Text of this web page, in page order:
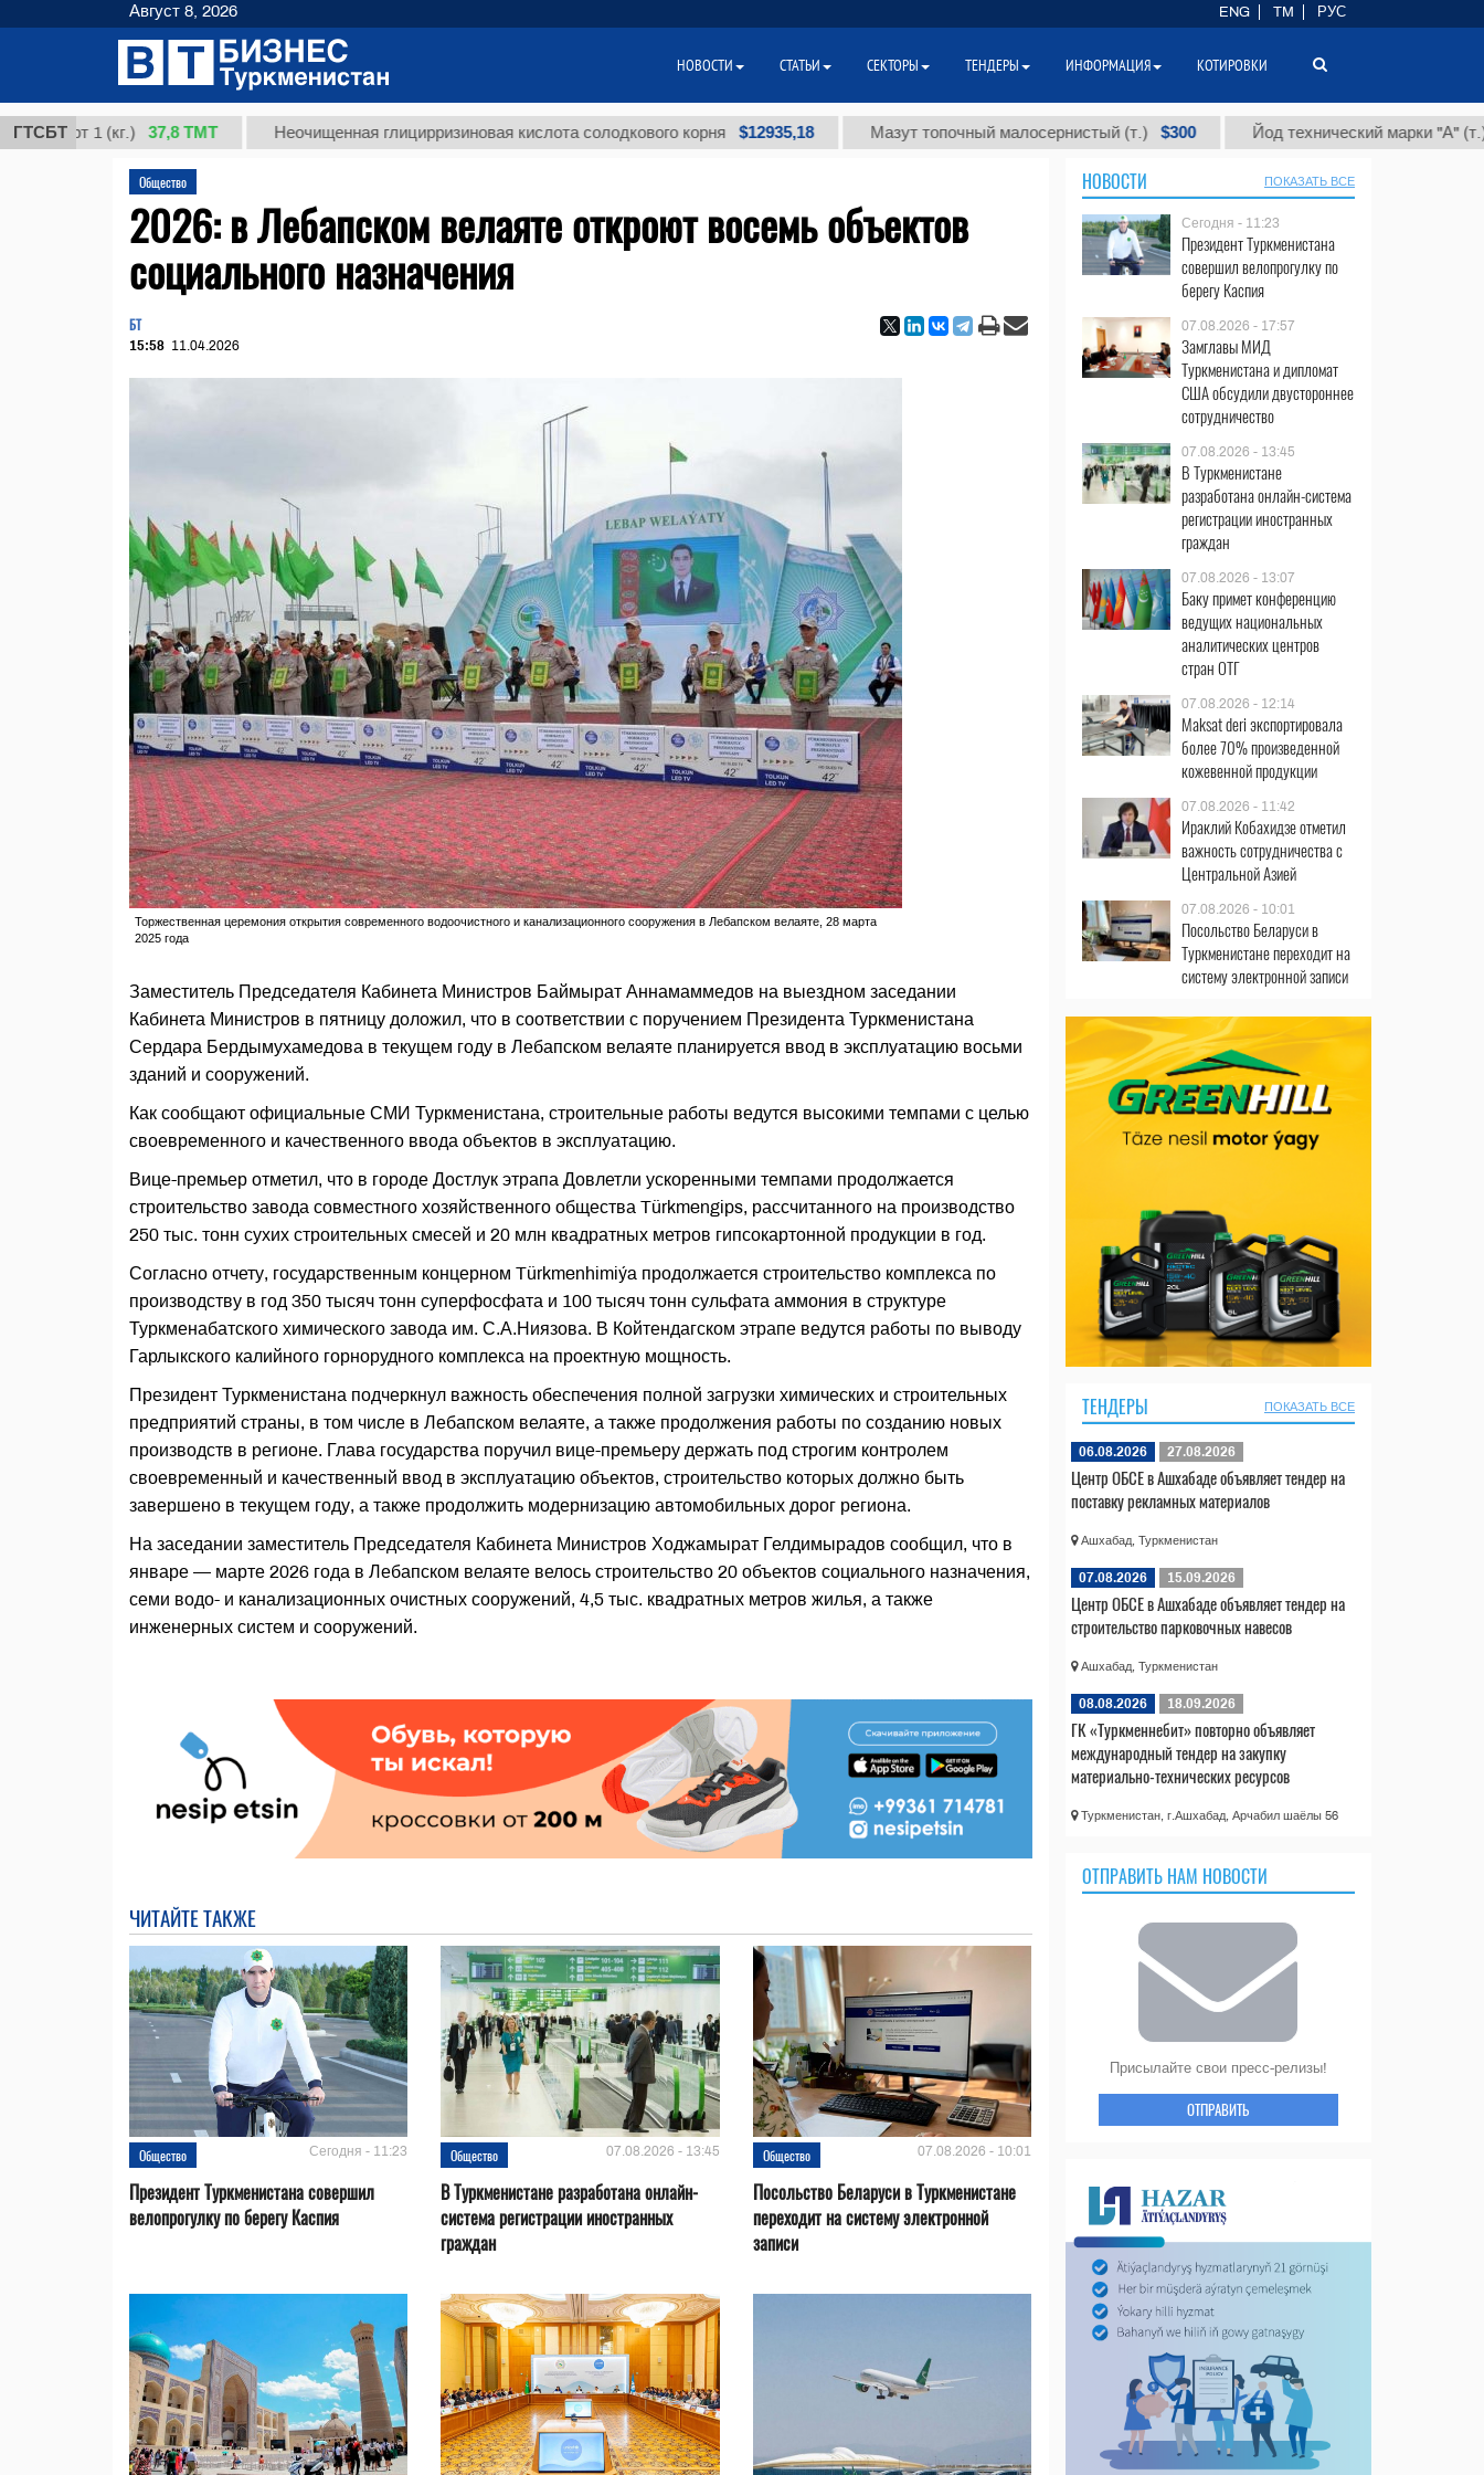
ГТСБТ
1 (кг.) 37,8 ТМТ Неочищенная глицирризиновая кислота солодкового корня $12935,18 Мазут топочный малосернистый (т.) $300 Йод технический марки "А" (т.) $86
Общество
2026: в Лебапском велаяте откроют восемь объектов
социального назначения
БТ
15:58 11.04.2026
Торжественная церемония открытия современного водоочистного и канализационного сооружения в Лебапском велаяте, 28 марта
2025 года
Заместитель Председателя Кабинета Министров Баймырат Аннамаммедов на выездном заседании
Кабинета Министров в пятницу доложил, что в соответствии с поручением Президента Туркменистана
Сердара Бердымухамедова в текущем году в Лебапском велаяте планируется ввод в эксплуатацию восьми
зданий и сооружений.
Как сообщают официальные СМИ Туркменистана, строительные работы ведутся высокими темпами с целью
своевременного и качественного ввода объектов в эксплуатацию.
Вице-премьер отметил, что в городе Достлук этрапа Довлетли ускоренными темпами продолжается
строительство завода совместного хозяйственного общества Türkmengips, рассчитанного на производство
250 тыс. тонн сухих строительных смесей и 20 млн квадратных метров гипсокартонной продукции в год.
Согласно отчету, государственным концерном Türkmenhimiýa продолжается строительство комплекса по
производству в год 350 тысяч тонн суперфосфата и 100 тысяч тонн сульфата аммония в структуре
Туркменабатского химического завода им. С.А.Ниязова. В Койтендагском этрапе ведутся работы по выводу
Гарлыкского калийного горнорудного комплекса на проектную мощность.
Президент Туркменистана подчеркнул важность обеспечения полной загрузки химических и строительных
предприятий страны, в том числе в Лебапском велаяте, а также продолжения работы по созданию новых
производств в регионе. Глава государства поручил вице-премьеру держать под строгим контролем
своевременный и качественный ввод в эксплуатацию объектов, строительство которых должно быть
завершено в текущем году, а также продолжить модернизацию автомобильных дорог региона.
На заседании заместитель Председателя Кабинета Министров Ходжамырат Гелдимырадов сообщил, что в
январе — марте 2026 года в Лебапском велаяте велось строительство 20 объектов социального назначения,
семи водо- и канализационных очистных сооружений, 4,5 тыс. квадратных метров жилья, а также
инженерных систем и сооружений.
ЧИТАЙТЕ ТАКЖЕ
Общество Сегодня - 11:23
Президент Туркменистана совершил
велопрогулку по берегу Каспия
Общество 07.08.2026 - 13:45
В Туркменистане разработана онлайн-
система регистрации иностранных
граждан
Общество 07.08.2026 - 10:01
Посольство Беларуси в Туркменистане
переходит на систему электронной
записи
НОВОСТИ ПОКАЗАТЬ ВСЕ
Сегодня - 11:23
Президент Туркменистана
совершил велопрогулку по
берегу Каспия
07.08.2026 - 17:57
Замглавы МИД
Туркменистана и дипломат
США обсудили двустороннее
сотрудничество
07.08.2026 - 13:45
В Туркменистане
разработана онлайн-система
регистрации иностранных
граждан
07.08.2026 - 13:07
Баку примет конференцию
ведущих национальных
аналитических центров
стран ОТГ
07.08.2026 - 12:14
Maksat deri экспортировала
более 70% произведенной
кожевенной продукции
07.08.2026 - 11:42
Ираклий Кобахидзе отметил
важность сотрудничества с
Центральной Азией
07.08.2026 - 10:01
Посольство Беларуси в
Туркменистане переходит на
систему электронной записи
ТЕНДЕРЫ ПОКАЗАТЬ ВСЕ
06.08.2026 27.08.2026
Центр ОБСЕ в Ашхабаде объявляет тендер на
поставку рекламных материалов
Ашхабад, Туркменистан
07.08.2026 15.09.2026
Центр ОБСЕ в Ашхабаде объявляет тендер на
строительство парковочных навесов
Ашхабад, Туркменистан
08.08.2026 18.09.2026
ГК «Туркменнебит» повторно объявляет
международный тендер на закупку
материально-технических ресурсов
Туркменистан, г.Ашхабад, Арчабил шаёлы 56
ОТПРАВИТЬ НАМ НОВОСТИ
Присылайте свои пресс-релизы!
ОТПРАВИТЬ
Август 8, 2026 ENG TM РУС
НОВОСТИ СТАТЬИ СЕКТОРЫ ТЕНДЕРЫ ИНФОРМАЦИЯ КОТИРОВКИ